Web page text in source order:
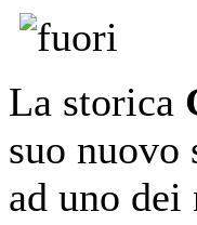
La storica
suo nuovo
ad uno